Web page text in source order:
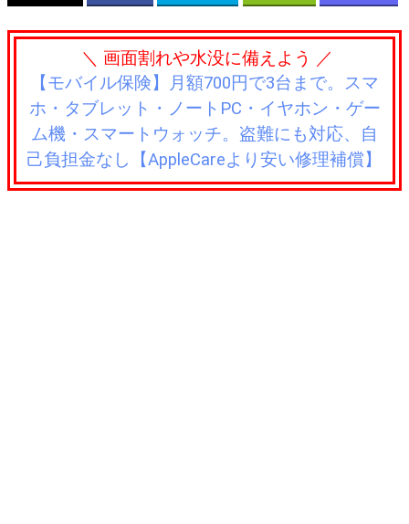
＼ 画面割れや水没に備えよう ／
【モバイル保険】月額700円で3台まで。スマ
ホ・タブレット・ノートPC・イヤホン・ゲー
ム機・スマートウォッチ。盗難にも対応、自
己負担金なし【AppleCareより安い修理補償】